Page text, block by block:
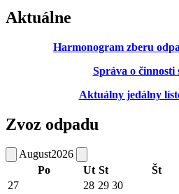
Aktuálne
Harmonogram zberu
Správa o činnosti
Aktuálny jedálny
Zvoz odpadu
August2026
Po
Ut St Št
27
28 29 30